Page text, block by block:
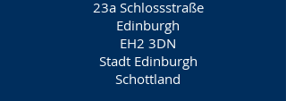
23a Schlossstraße
Edinburgh
EH2 3DN
Stadt Edinburgh
Schottland